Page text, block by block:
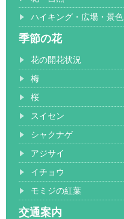
ハイキング・広場・景色
季節の花
花の開花状況
梅
桜
スイセン
シャクナゲ
アジサイ
イチョウ
モミジの紅葉
交通案内